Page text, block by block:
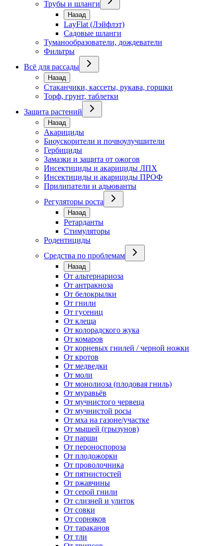
Трубы и шланги
Назад
LayFlat (Лэйфлэт)
Садовые шланги
Туманообразователи, дождеватели
Фильтры
Всё для рассады
Назад
Стаканчики, кассеты, рукава, горшки
Торф, грунт, таблетки
Защита растений
Назад
Акарициды
Биоускорители и почвоулучшители
Гербициды
Замазки и защита от ожогов
Инсектициды и акарициды ЛПХ
Инсектициды и акарициды ПРОФ
Прилипатели и адьюванты
Регуляторы роста
Назад
Ретарданты
Стимуляторы
Родентициды
Средства по проблемам
Назад
От альтернариоза
От антракноза
От белокрылки
От гнили
От гусениц
От клеща
От колорадского жука
От комаров
От корневых гнилей / черной ножки
От кротов
От медведки
От моли
От монолиоза (плодовая гниль)
От муравьёв
От мучнистого червеца
От мучнистой росы
От мха на газоне/участке
От мышей (грызунов)
От парши
От пероноспороза
От плодожорки
От проволочника
От пятнистостей
От ржавчины
От серой гнили
От слизней и улиток
От совки
От сорняков
От тараканов
От тли